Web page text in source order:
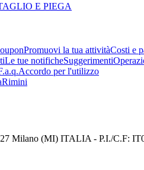
E PIEGA
Promuovi la tua attivitàCosti e
Le tue notificheSuggerimenti
Accordo per l'utilizzo
Rimini
Milano (MI) ITALIA - P.I./C.F: